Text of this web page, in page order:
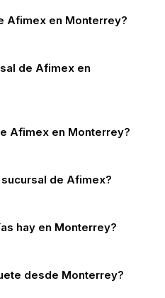
Afimex en Monterrey?
de Afimex en
Afimex en Monterrey?
de Afimex?
hay en Monterrey?
desde Monterrey?